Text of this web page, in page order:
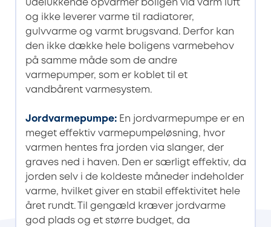
udelukkende opvarmer boligen via varm luft
og ikke leverer varme til radiatorer,
gulvvarme og varmt brugsvand. Derfor kan
den ikke dække hele boligens varmebehov
på samme måde som de andre
varmepumper, som er koblet til et
vandbårent varmesystem.
Jordvarmepumpe:En jordvarmepumpe er en
meget effektiv varmepumpeløsning, hvor
varmen hentes fra jorden via slanger, der
graves ned i haven. Den er særligt effektiv, da
jorden selv i de koldeste måneder indeholder
varme, hvilket giver en stabil effektivitet hele
året rundt. Til gengæld kræver jordvarme
god plads og et større budget, da